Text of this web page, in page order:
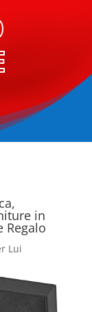
in
Regalo
Lui